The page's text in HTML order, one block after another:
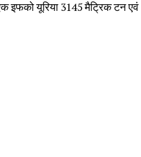
इफको यूरिया 3145 मैट्रिक टन एवं